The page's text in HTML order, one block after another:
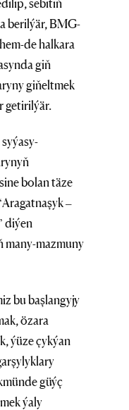
sebitiň
berilýär, BMG-
de halkara
giň
giňeltmek
getirilýär.
bolan täze
–
diýen
many-mazmuny
bu başlangyjy
özara
ýüze çykýan
güýç
ýaly